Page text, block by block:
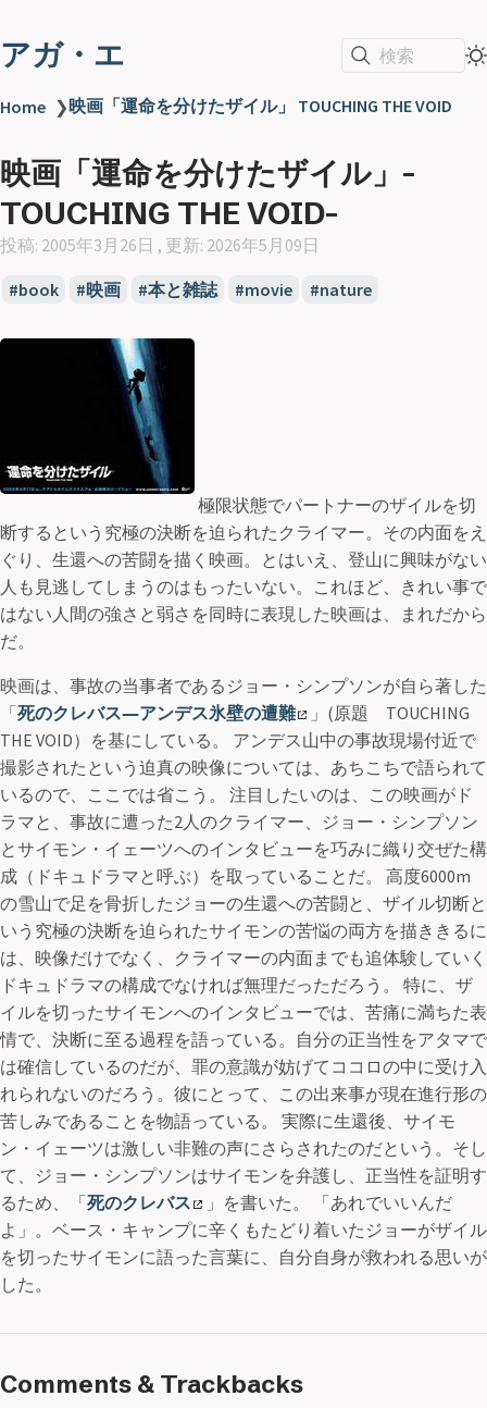
アガ・エ 検索
Home ❯映画「運命を分けたザイル」 TOUCHING THE VOID
映画「運命を分けたザイル」-
TOUCHING THE VOID-
投稿: 2005年3月26日 , 更新: 2026年5月09日
book 映画 本と雑誌 movie nature
極限状態でパートナーのザイルを切
断するという究極の決断を迫られたクライマー。その内面をえ
ぐり、生還への苦闘を描く映画。とはいえ、登山に興味がない
人も見逃してしまうのはもったいない。これほど、きれい事で
はない人間の強さと弱さを同時に表現した映画は、まれだから
だ。
映画は、事故の当事者であるジョー・シンプソンが自ら著した
「死のクレバス―アンデス氷壁の遭難
」(原題 TOUCHING
THE VOID）を基にしている。 アンデス山中の事故現場付近で
撮影されたという迫真の映像については、あちこちで語られて
いるので、ここでは省こう。 注目したいのは、この映画がド
ラマと、事故に遭った2人のクライマー、ジョー・シンプソン
とサイモン・イェーツへのインタビューを巧みに織り交ぜた構
成（ドキュドラマと呼ぶ）を取っていることだ。 高度6000m
の雪山で足を骨折したジョーの生還への苦闘と、ザイル切断と
いう究極の決断を迫られたサイモンの苦悩の両方を描ききるに
は、映像だけでなく、クライマーの内面までも追体験していく
ドキュドラマの構成でなければ無理だっただろう。 特に、ザ
イルを切ったサイモンへのインタビューでは、苦痛に満ちた表
情で、決断に至る過程を語っている。自分の正当性をアタマで
は確信しているのだが、罪の意識が妨げてココロの中に受け入
れられないのだろう。彼にとって、この出来事が現在進行形の
苦しみであることを物語っている。 実際に生還後、サイモ
ン・イェーツは激しい非難の声にさらされたのだという。そし
て、ジョー・シンプソンはサイモンを弁護し、正当性を証明す
るため、「死のクレバス
」を書いた。 「あれでいいんだ
よ」。ベース・キャンプに辛くもたどり着いたジョーがザイル
を切ったサイモンに語った言葉に、自分自身が救われる思いが
した。
Comments & Trackbacks